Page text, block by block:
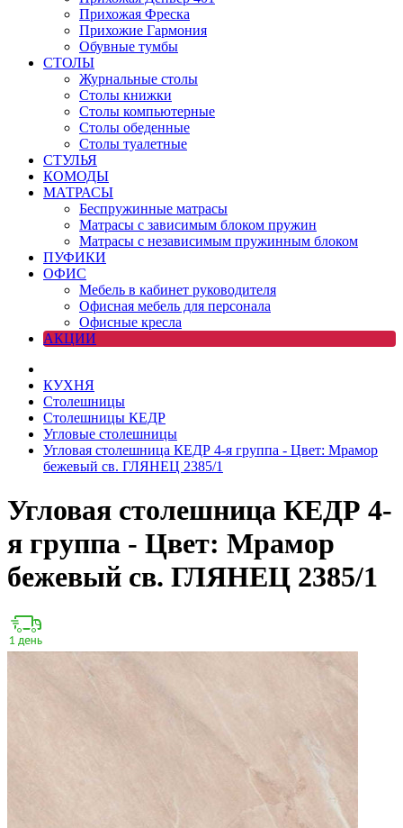
Прихожая Фреска
Прихожие Гармония
Обувные тумбы
СТОЛЫ
Журнальные столы
Столы книжки
Столы компьютерные
Столы обеденные
Столы туалетные
СТУЛЬЯ
КОМОДЫ
МАТРАСЫ
Беспружинные матрасы
Матрасы с зависимым блоком пружин
Матрасы с независимым пружинным блоком
ПУФИКИ
ОФИС
Мебель в кабинет руководителя
Офисная мебель для персонала
Офисные кресла
АКЦИИ
КУХНЯ
Столешницы
Столешницы КЕДР
Угловые столешницы
Угловая столешница КЕДР 4-я группа - Цвет: Мрамор
бежевый св. ГЛЯНЕЦ 2385/1
Угловая столешница КЕДР 4-
я группа - Цвет: Мрамор
бежевый св. ГЛЯНЕЦ 2385/1